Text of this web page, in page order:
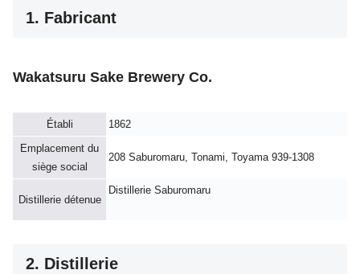
1. Fabricant
Wakatsuru Sake Brewery Co.
Établi
1862
Emplacement du
siège social
208 Saburomaru, Tonami, Toyama 939-1308
Distillerie détenue
Distillerie Saburomaru
2. Distillerie